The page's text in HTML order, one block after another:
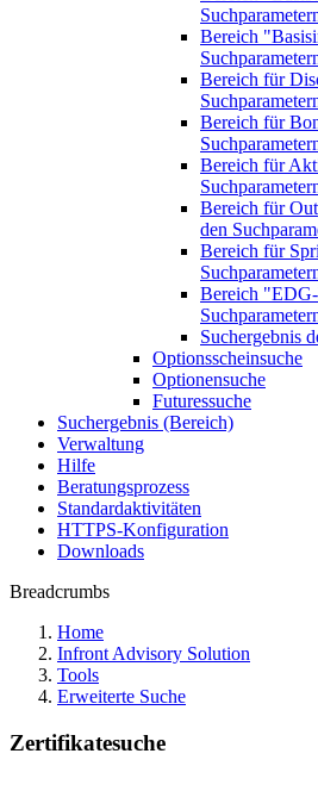
Bereich
Bereich für
Bereich für
Bereich für
Bereich für
den
Bereich für
Bereich
Suchergebnis
Optionsscheinsuche
Optionensuche
Futuressuche
Suchergebnis (Bereich)
Verwaltung
Hilfe
Beratungsprozess
Standardaktivitäten
HTTPS-Konfiguration
Downloads
Breadcrumbs
Home
Infront Advisory Solution
Tools
Erweiterte Suche
Zertifikatesuche